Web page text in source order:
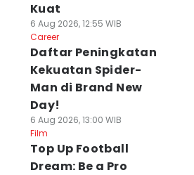
Kuat
6 Aug 2026, 12:55 WIB
Career
Daftar Peningkatan
Kekuatan Spider-
Man di Brand New
Day!
6 Aug 2026, 13:00 WIB
Film
Top Up Football
Dream: Be a Pro